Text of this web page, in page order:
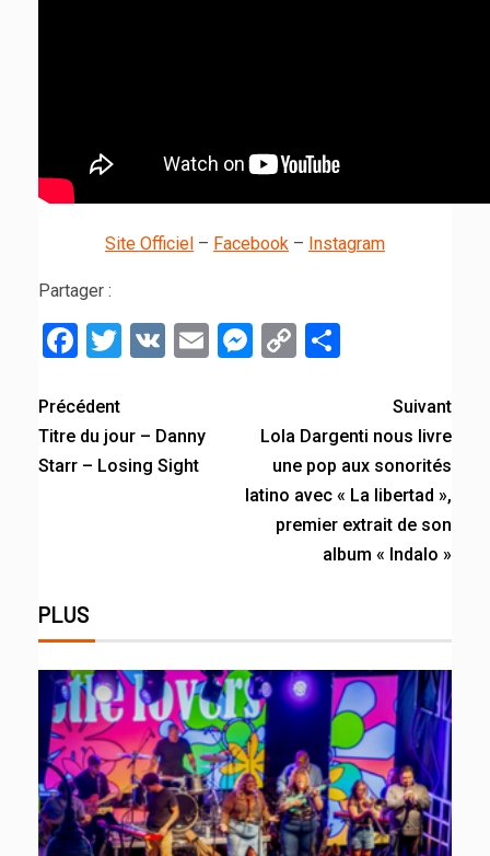
Site Officiel – Facebook – Instagram
Partager :
Facebook
Twitter
VK EmailMessenger
Copy
Précédent
Titre du jour – Danny
Starr – Losing Sight
Suivant
Lola Dargenti nous livre
une pop aux sonorités
latino avec « La libertad »,
premier extrait de son
album « Indalo »
PLUS